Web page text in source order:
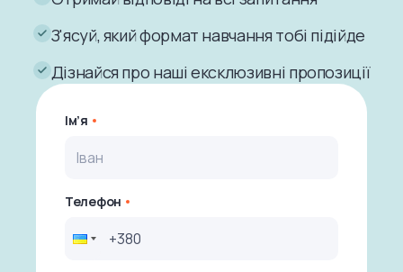
З'ясуй, який формат навчання тобі підійде
Дізнайся про наші ексклюзивні пропозиції
Ім’я
Телефон